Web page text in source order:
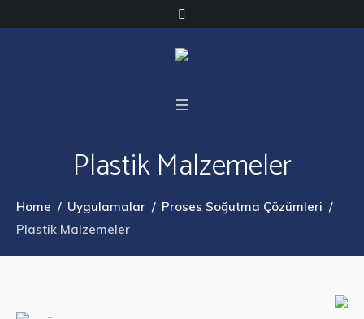
Plastik Malzemeler
Home / Uygulamalar / Proses Soğutma Çözümleri /
Plastik Malzemeler